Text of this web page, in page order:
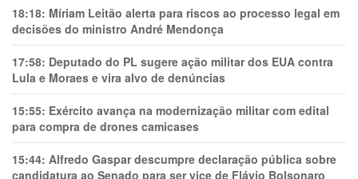
18:18: Míriam Leitão alerta para riscos ao processo legal em
decisões do ministro André Mendonça
17:58: Deputado do PL sugere ação militar dos EUA contra
Lula e Moraes e vira alvo de denúncias
15:55: Exército avança na modernização militar com edital
para compra de drones camicases
15:44: Alfredo Gaspar descumpre declaração pública sobre
candidatura ao Senado para ser vice de Flávio Bolsonaro